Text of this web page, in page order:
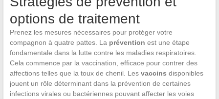
options de traitement
Prenez les mesures nécessaires pour protéger votre
compagnon à quatre pattes. La prévention est une étape
fondamentale dans la lutte contre les maladies respiratoires.
Cela commence par la vaccination, efficace pour contrer des
affections telles que la toux de chenil. Les vaccins disponibles
jouent un rôle déterminant dans la prévention de certaines
infections virales ou bactériennes pouvant affecter les voies